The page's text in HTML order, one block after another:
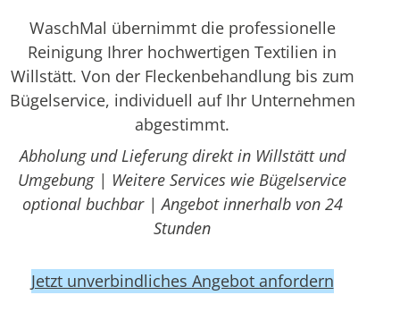
WaschMal übernimmt die professionelle
Reinigung Ihrer hochwertigen Textilien in
Willstätt. Von der Fleckenbehandlung bis zum
Bügelservice, individuell auf Ihr Unternehmen
abgestimmt.
Abholung und Lieferung direkt in Willstätt und
Umgebung | Weitere Services wie Bügelservice
optional buchbar | Angebot innerhalb von 24
Stunden
Jetzt unverbindliches Angebot anfordern